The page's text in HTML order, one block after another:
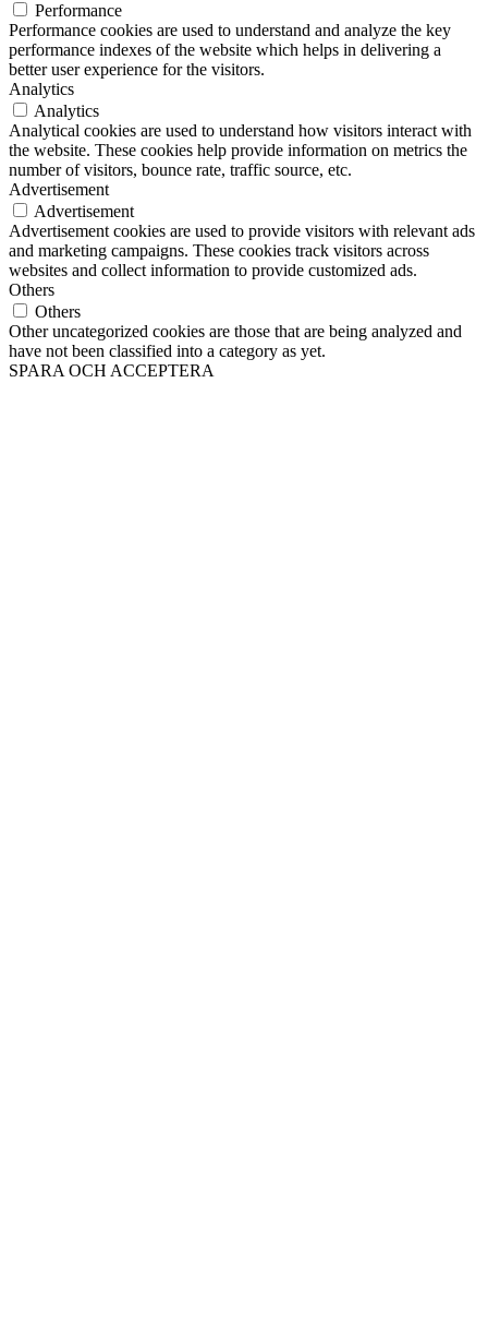
Performance
Performance cookies are used to understand and analyze the key
performance indexes of the website which helps in delivering a
better user experience for the visitors.
Analytics
Analytics
Analytical cookies are used to understand how visitors interact with
the website. These cookies help provide information on metrics the
number of visitors, bounce rate, traffic source, etc.
Advertisement
Advertisement
Advertisement cookies are used to provide visitors with relevant ads
and marketing campaigns. These cookies track visitors across
websites and collect information to provide customized ads.
Others
Others
Other uncategorized cookies are those that are being analyzed and
have not been classified into a category as yet.
SPARA OCH ACCEPTERA